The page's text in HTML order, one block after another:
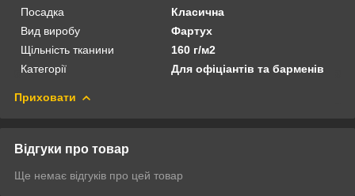
Посадка
Класична
Вид виробу
Фартух
Щільність тканини
160 г/м2
Категорії
Для офіціантів та барменів
Приховати
Відгуки про товар
Ще немає відгуків про цей товар